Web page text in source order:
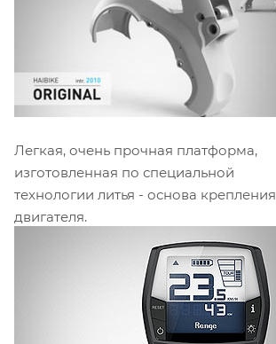
Легкая, очень прочная платформа,
изготовленная по специальной
технологии литья - основа крепления
двигателя.